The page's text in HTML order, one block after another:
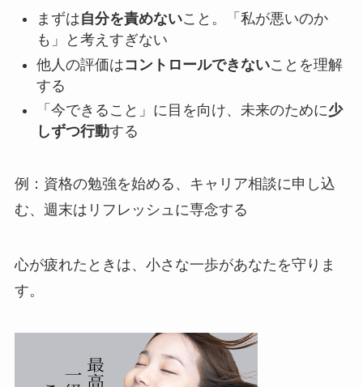
まずは自分を責めないこと。「私が悪いのか
も」と考えすぎない
他人の評価はコントロールできないことを理解
する
「今できること」に目を向け、未来のために少
しずつ行動する
例：資格の勉強を始める、キャリア相談に申し込
む、週末はリフレッシュに専念する
心が疲れたときは、小さな一歩があなたを守りま
す。